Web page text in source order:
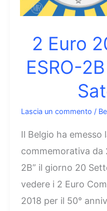
2 Euro
ESRO-
Lascia un commento /
Il Belgio ha emesso
commemorativa da
2B” il giorno 20
vedere i 2 Euro
2018 per il 50°